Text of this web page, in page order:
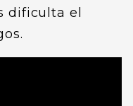
dificulta el